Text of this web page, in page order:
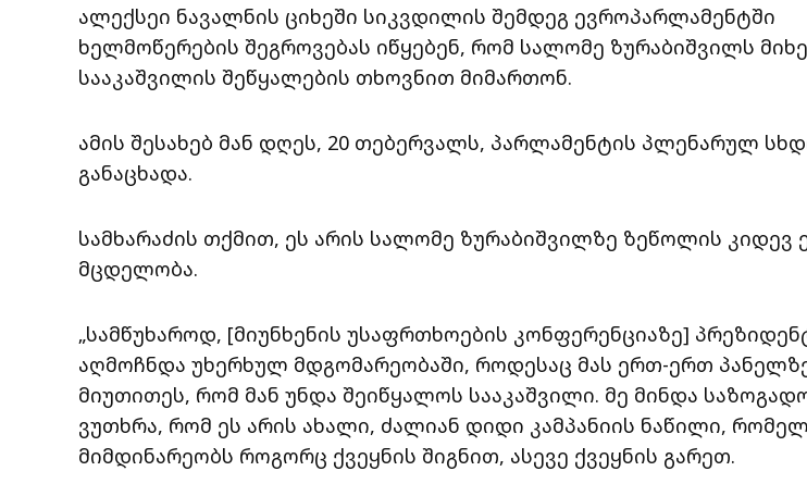
ალექსეი ნავალნის ციხეში სიკვდილის შემდეგ ევროპარლამენტში
ხელმოწერების შეგროვებას იწყებენ, რომ სალომე ზურაბიშვილს
სააკაშვილის შეწყალების თხოვნით მიმართონ.
ამის შესახებ მან დღეს, 20 თებერვალს, პარლამენტის პლენარულ
განაცხადა.
სამხარაძის თქმით, ეს არის სალომე ზურაბიშვილზე ზეწოლის კიდევ
მცდელობა.
„სამწუხაროდ, [მიუნხენის უსაფრთხოების კონფერენციაზე]
აღმოჩნდა უხერხულ მდგომარეობაში, როდესაც მას ერთ-ერთ
მიუთითეს, რომ მან უნდა შეიწყალოს სააკაშვილი. მე მინდა
ვუთხრა, რომ ეს არის ახალი, ძალიან დიდი კამპანიის ნაწილი,
მიმდინარეობს როგორც ქვეყნის შიგნით, ასევე ქვეყნის გარეთ.